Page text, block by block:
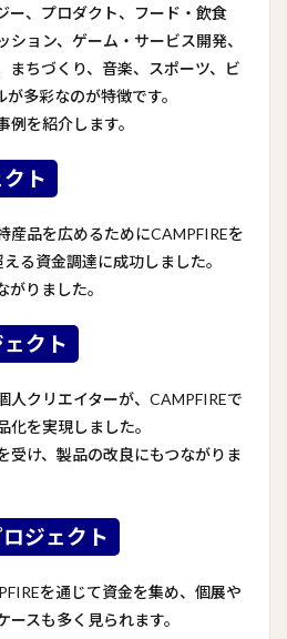
ー、プロダクト、フード・飲食
ョン、ゲーム・サービス開発、
まちづくり、音楽、スポーツ、ビ
が多彩なのが特徴です。
を紹介します。
ト
産品を広めるためにCAMPFIREを
る資金調達に成功しました。
りました。
クト
人クリエイターが、CAMPFIREで
化を実現しました。
受け、製品の改良にもつながりま
ジェクト
を通じて資金を集め、個展や
スも多く見られます。